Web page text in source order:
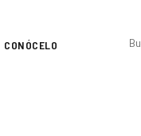
CONÓCELO